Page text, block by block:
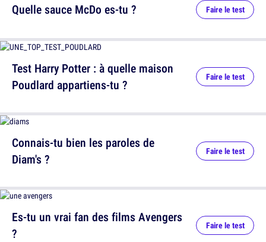
Quelle sauce McDo es-tu ? Faire le test
Connais-tu bien les paroles de
Diam's ?
Faire le test
Test Harry Potter : à quelle maison
Poudlard appartiens-tu ?
Faire le test
Es-tu un vrai fan des films Avengers
?
Faire le test